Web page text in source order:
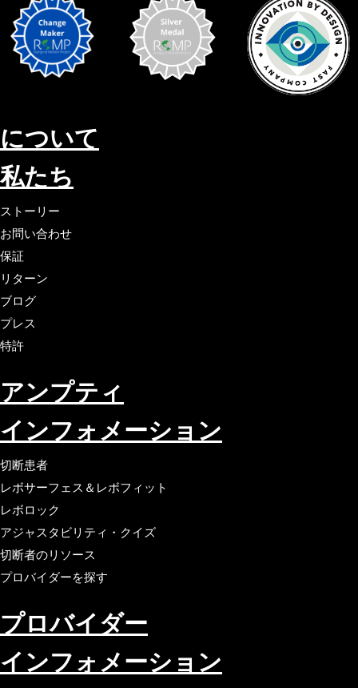
について
私たち
ストーリー
お問い合わせ
保証
リターン
ブログ
プレス
特許
アンプティ
インフォメーション
切断患者
レボサーフェス＆レボフィット
レボロック
アジャスタビリティ・クイズ
切断者のリソース
プロバイダーを探す
プロバイダー
インフォメーション